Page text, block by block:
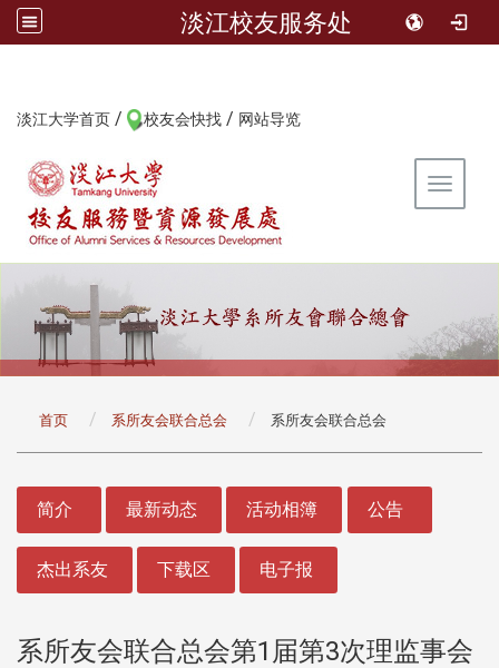
淡江校友服务处
淡江大学首页 / 校友会快找 / 网站导览
Toggle
首页 系所友会联合总会 系所友会联合总会
简介 最新动态 活动相簿 公告
杰出系友 下载区 电子报
系所友会联合总会第1届第3次理监事会